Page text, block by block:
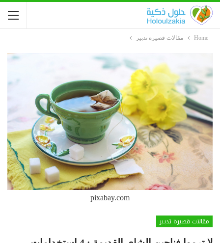
Home مقالات قصيرة تدبير
pixabay.com
مقالات قصيرة تدبير